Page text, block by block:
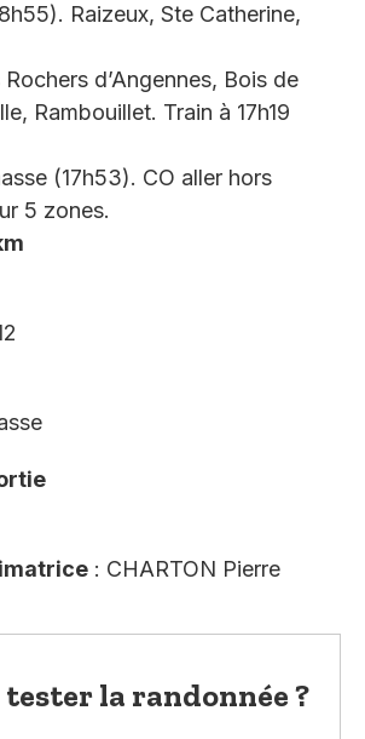
Raizeux, Ste Catherine,
d’Angennes, Bois de
Rambouillet. Train à 17h19
(17h53). CO aller hors
5 zones.
: CHARTON Pierre
tester la randonnée ?